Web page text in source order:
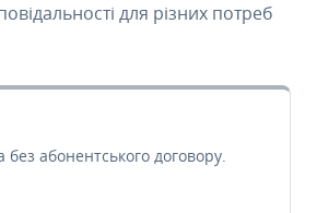
для різних потреб
без абонентського договору.